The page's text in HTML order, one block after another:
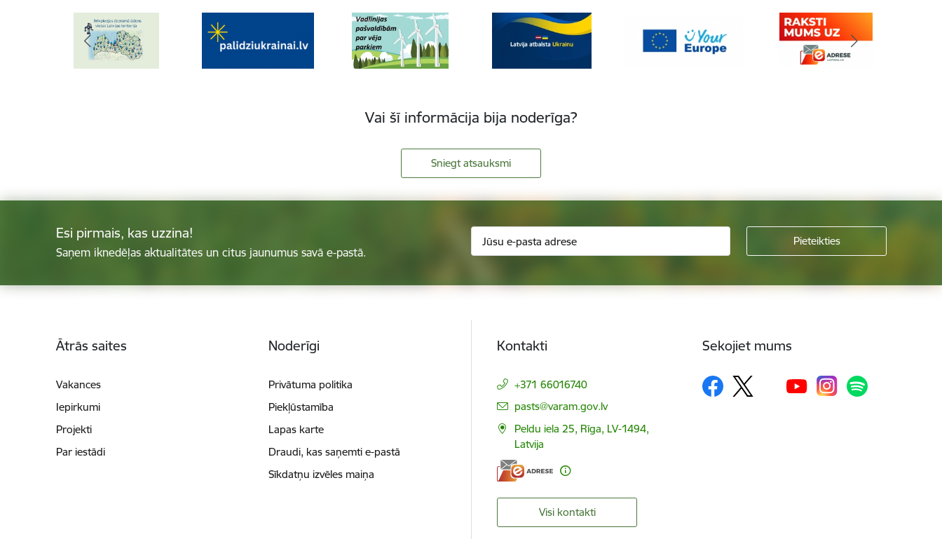
Vai šī informācija bija noderīga?
Sniegt atsauksmi
Esi pirmais, kas uzzina!
Saņem iknedēļas aktualitātes un citus jaunumus savā e-pastā.
Ātrās saites
Vakances
Iepirkumi
Projekti
Par iestādi
Noderīgi
Privātuma politika
Piekļūstamība
Lapas karte
Draudi, kas saņemti e-pastā
Sīkdatņu izvēles maiņa
Kontakti
+371 66016740
E-pasts:
pasts@varam.gov.lv
Peldu iela 25, Rīga, LV-1494,
Latvija
Visi kontakti
Sekojiet mums